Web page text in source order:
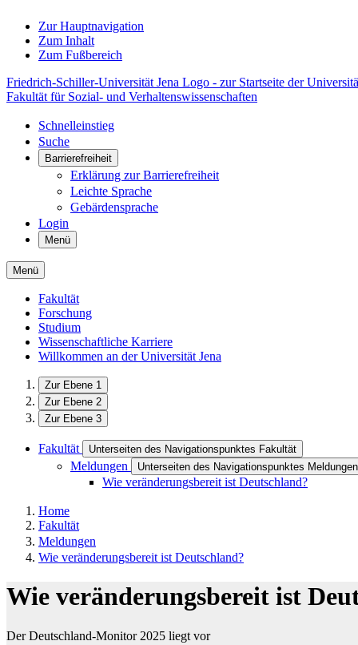
Zur Hauptnavigation
Zum Inhalt
Zum Fußbereich
Friedrich-Schiller-Universität Jena Logo - zur Startseite der
Fakultät für Sozial- und Verhaltenswissenschaften
Schnelleinstieg
Suche
Barrierefreiheit
Erklärung zur Barrierefreiheit
Leichte Sprache
Gebärdensprache
Login
Menü
Menü
Fakultät
Forschung
Studium
Wissenschaftliche Karriere
Willkommen an der Universität Jena
Zur Ebene 1
Zur Ebene 2
Zur Ebene 3
Fakultät Unterseiten des Navigationspunktes Fakultät
Meldungen Unterseiten des Navigationspunktes Meldungen
Wie veränderungsbereit ist Deutschland?
Home
Fakultät
Meldungen
Wie veränderungsbereit ist Deutschland?
Wie veränderungsbereit ist
Der Deutschland-Monitor 2025 liegt vor